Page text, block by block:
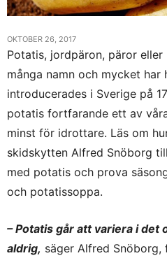
OKTOBER 26, 2017
Potatis, jordpäron, päror
många namn och mycket har
introducerades i Sverige på
potatis fortfarande ett av
minst för idrottare. Läs om
skidskytten Alfred Snöborg
med potatis och prova
och potatissoppa.
– Potatis går att variera i det
aldrig, säger Alfred